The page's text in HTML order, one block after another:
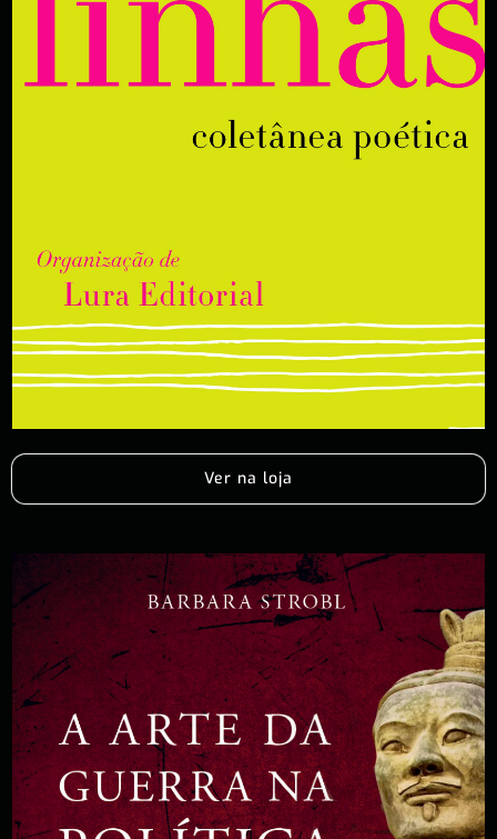
Ver na loja